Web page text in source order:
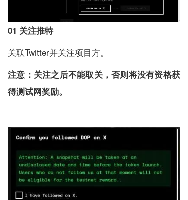
01 关注推特
关联Twitter并关注项目方。
注意：关注之后不能取关，否则将没有资格获
得测试网奖励。